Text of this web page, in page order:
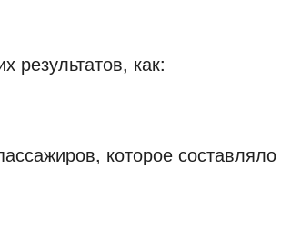
результатов, как:
которое